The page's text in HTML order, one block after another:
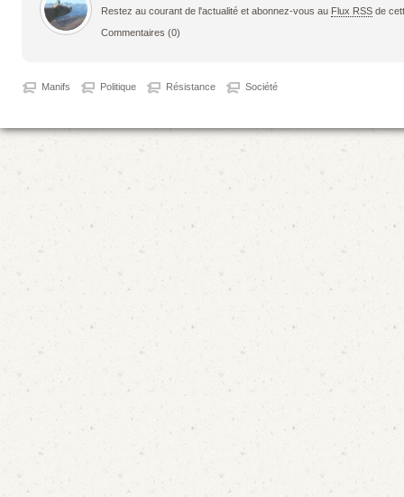
Restez au courant de l'actualité et abonnez-vous au Flux RSS de
Commentaires (0)
Manifs Politique Résistance Société